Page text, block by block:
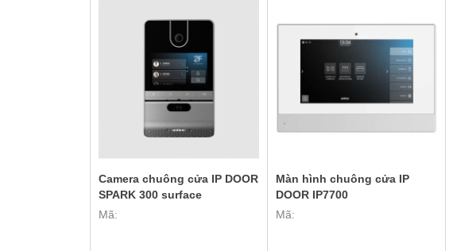
Camera chuông cửa IP DOOR
SPARK 300 surface
Mã:
Màn hình chuông cửa IP
DOOR IP7700
Mã: